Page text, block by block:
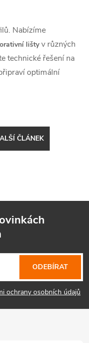
Nabízíme
lištyv různých
technické řešení na
optimální
ČLÁNEK
ochrany osobních údajů
ODEBÍRAT